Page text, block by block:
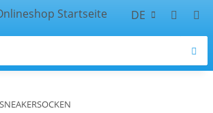
DE
SNEAKERSOCKEN